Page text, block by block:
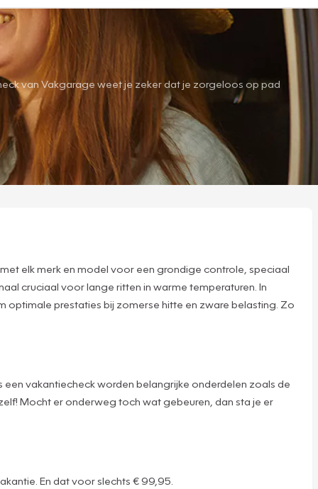
van Vakgarage weet je zeker dat je zorgeloos op pad
elk merk en model voor een grondige controle, speciaal
cruciaal voor lange ritten in warme temperaturen. In
optimale prestaties bij zomerse hitte en zware belasting. Zo
vakantiecheck worden belangrijke onderdelen zoals de
Mocht er onderweg toch wat gebeuren, dan sta je er
En dat voor slechts € 99,95.